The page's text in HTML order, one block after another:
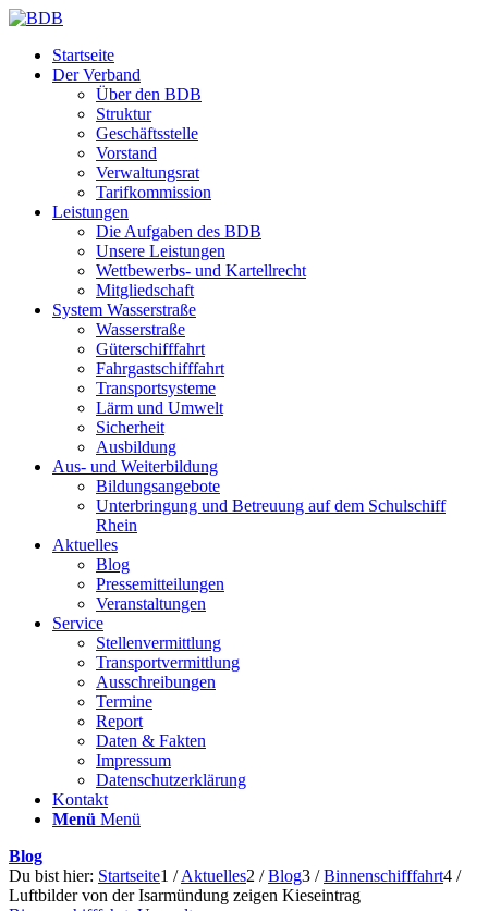
Startseite
Der Verband
Über den BDB
Struktur
Geschäftsstelle
Vorstand
Verwaltungsrat
Tarifkommission
Leistungen
Die Aufgaben des BDB
Unsere Leistungen
Wettbewerbs- und Kartellrecht
Mitgliedschaft
System Wasserstraße
Wasserstraße
Güterschifffahrt
Fahrgastschifffahrt
Transportsysteme
Lärm und Umwelt
Sicherheit
Ausbildung
Aus- und Weiterbildung
Bildungsangebote
Unterbringung und Betreuung auf dem Schulschiff
Rhein
Aktuelles
Blog
Pressemitteilungen
Veranstaltungen
Service
Stellenvermittlung
Transportvermittlung
Ausschreibungen
Termine
Report
Daten & Fakten
Impressum
Datenschutzerklärung
Kontakt
Menü Menü
Blog
Du bist hier: Startseite1 / Aktuelles2 / Blog3 / Binnenschifffahrt4 /
Luftbilder von der Isarmündung zeigen Kieseintrag